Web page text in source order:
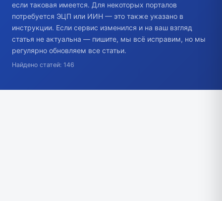
если таковая имеется. Для некоторых порталов
потребуется ЭЦП или ИИН — это также указано в
инструкции. Если сервис изменился и на ваш взгляд
статья не актуальна — пишите, мы всё исправим, но мы
регулярно обновляем все статьи.
Найдено статей: 146